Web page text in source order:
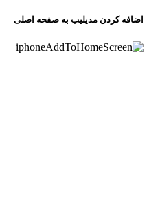
اضافه کردن مدیلیب به صفحه اصلی